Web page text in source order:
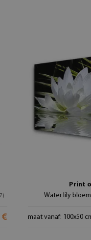
€
Print
Water lily
maat vanaf: 100x50